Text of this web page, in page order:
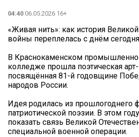
04:40 06.05.2026 16+
«Живая нить»: как история
войны переплелась с днём
В Краснокаменском
колледже прошла поэтическая
посвящённая 81-й годовщине
народов России.
Идея родилась из прошлогоднего
патриотической поэзии. В этом
показать связь Великой
специальной военной операции.